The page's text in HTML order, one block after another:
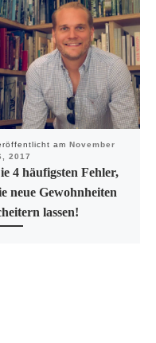
am November
2017
4 häufigsten Fehler,
neue Gewohnheiten
lassen!